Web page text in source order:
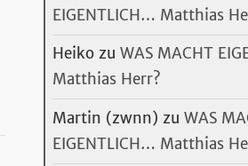
EIGENTLICH… Matthias
Heikozu WAS MACHT
Matthias Herr?
Martin (zwnn) zu WAS
EIGENTLICH… Matthias